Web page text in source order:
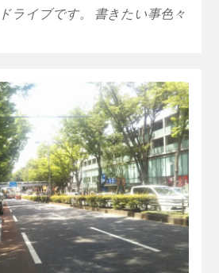
ライブです。 書きたい事色々